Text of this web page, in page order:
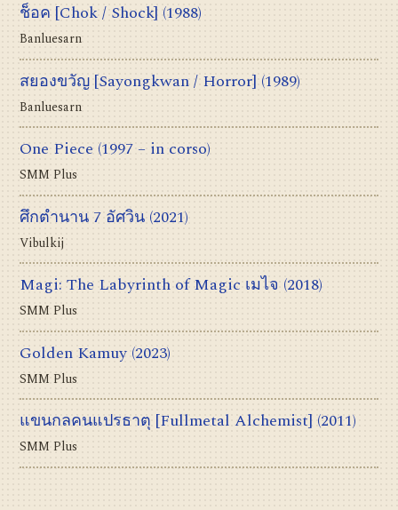
ช็อค [Chok / Shock] (1988)
Banluesarn
สยองขวัญ [Sayongkwan / Horror] (1989)
Banluesarn
One Piece (1997 – in corso)
SMM Plus
ศึกตำนาน 7 อัศวิน (2021)
Vibulkij
Magi: The Labyrinth of Magic เมไจ (2018)
SMM Plus
Golden Kamuy (2023)
SMM Plus
แขนกลคนแปรธาตุ [Fullmetal Alchemist] (2011)
SMM Plus